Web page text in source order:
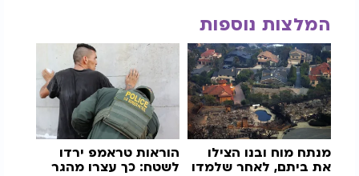
המלצות נוספות
מנתח מוח ובנו הצילו
את ביתם, לאחר שלמדו
הוראות טראמפ ירדו
לשטח: כך עצרו מהגר